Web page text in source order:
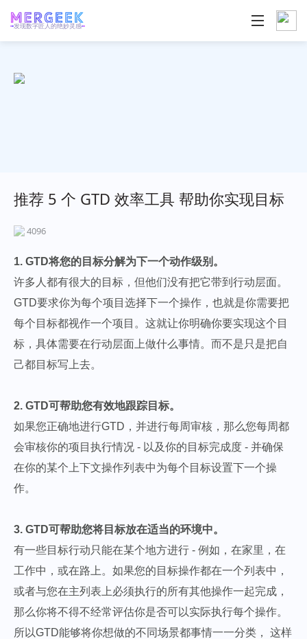
发现数字匠人的绝妙灵感
推荐 5 个 GTD 效率工具 帮助你实现目标
4096
1. GTD将您的目标分解为下一个动作级别。
许多人都有很大的目标，但他们没有把它带到行动层面。
GTD要求你为每个项目选择下一个操作，也就是你需要把
每个目标都视作一个项目。这就让你明确你要实现这个目
标，具体需要在行动层面上做什么事情。而不是只是把自
己都目标写上去。
2. GTD可帮助您有效地跟踪目标。
如果您正确地进行GTD，并进行每周审核，那么您每周都
会审核你的项目执行情况 - 以及你的目标完成度 - 并确保
在你的某个上下文操作列表中为每个目标设置下一个操
作。
3. GTD可帮助您将目标放在适当的环境中。
有一些目标行动只能在某个地方进行 - 例如，在家里，在
工作中，或在路上。如果您的目标操作都在一个列表中，
或者与您在主列表上必须执行的所有其他操作一起完成，
那么你将不得不经常评估你是否可以实际执行每个操作。
所以GTD能够将你想做的不同场景都事情一一分类， 这样